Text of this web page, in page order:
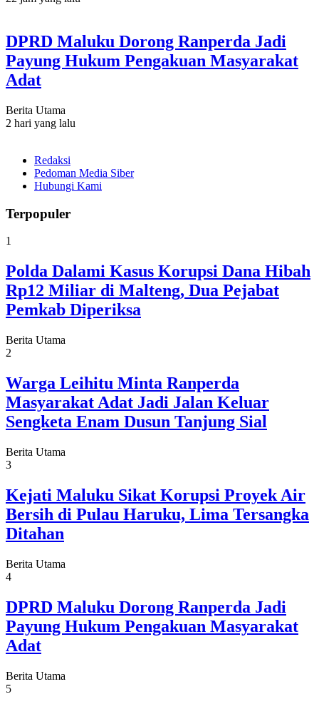
DPRD Maluku Dorong Ranperda Jadi
Payung Hukum Pengakuan Masyarakat
Adat
Berita Utama
2 hari yang lalu
Redaksi
Pedoman Media Siber
Hubungi Kami
Terpopuler
1
Polda Dalami Kasus Korupsi Dana Hibah
Rp12 Miliar di Malteng, Dua Pejabat
Pemkab Diperiksa
Berita Utama
2
Warga Leihitu Minta Ranperda
Masyarakat Adat Jadi Jalan Keluar
Sengketa Enam Dusun Tanjung Sial
Berita Utama
3
Kejati Maluku Sikat Korupsi Proyek Air
Bersih di Pulau Haruku, Lima Tersangka
Ditahan
Berita Utama
4
DPRD Maluku Dorong Ranperda Jadi
Payung Hukum Pengakuan Masyarakat
Adat
Berita Utama
5